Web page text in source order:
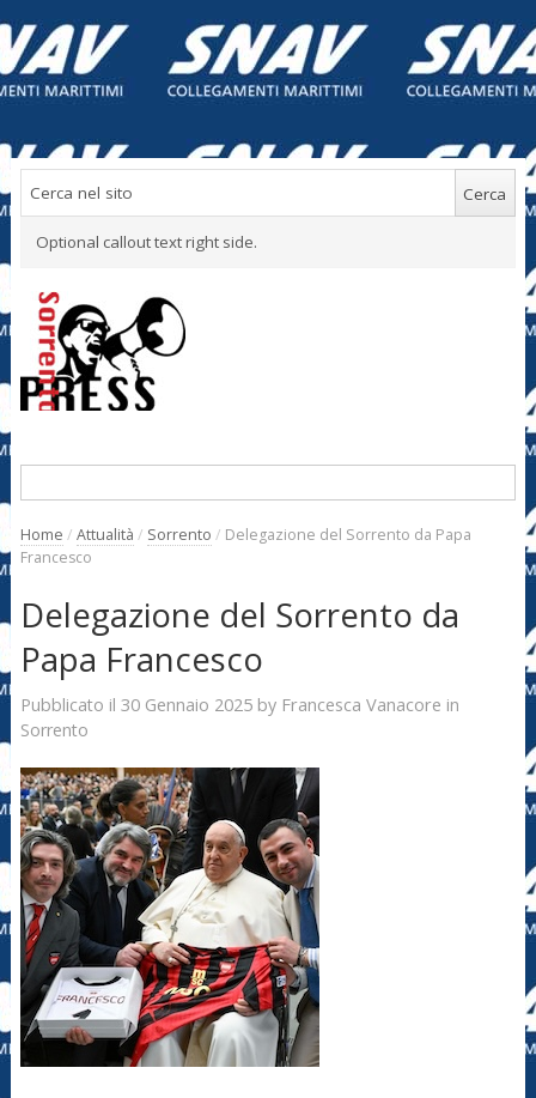
Optional callout text right side.
Home / Attualità / Sorrento / Delegazione del Sorrento da Papa
Francesco
Delegazione del Sorrento da
Papa Francesco
Pubblicato il 30 Gennaio 2025by Francesca Vanacore in
Sorrento